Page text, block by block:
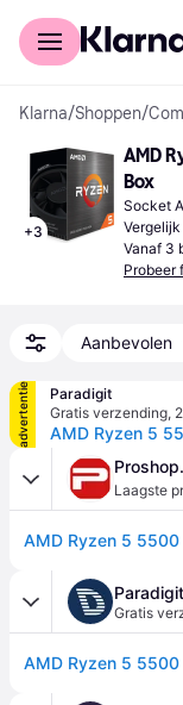
Voor shoppers
Klarna/Shoppen/
+3
AMD
Box
Socket
Vanaf 3
Probeer
Aanbevolen
advertentie
Paradigit
Gratis verzending,
AMD Ryzen 5
Laagste
Paradigit
Gratis
AMD Ryzen 5 5500